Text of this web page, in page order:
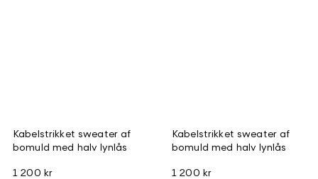
Kabelstrikket sweater af
bomuld med halv lynlås
1 200 kr
Kabelstrikket sweater af
bomuld med halv lynlås
1 200 kr